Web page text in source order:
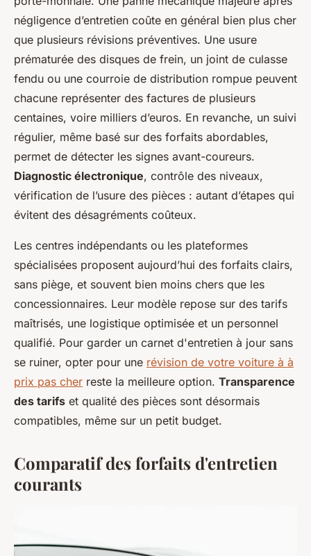
négligence d’entretien coûte en général bien plus cher
que plusieurs révisions préventives. Une usure
prématurée des disques de frein, un joint de culasse
fendu ou une courroie de distribution rompue peuvent
chacune représenter des factures de plusieurs
centaines, voire milliers d’euros. En revanche, un suivi
régulier, même basé sur des forfaits abordables,
permet de détecter les signes avant-coureurs.
Diagnostic électronique, contrôle des niveaux,
vérification de l’usure des pièces : autant d’étapes qui
évitent des désagréments coûteux.
Les centres indépendants ou les plateformes
spécialisées proposent aujourd’hui des forfaits clairs,
sans piège, et souvent bien moins chers que les
concessionnaires. Leur modèle repose sur des tarifs
maîtrisés, une logistique optimisée et un personnel
qualifié. Pour garder un carnet d'entretien à jour sans
se ruiner, opter pour une révision de votre voiture à à
prix pas cher reste la meilleure option. Transparence
des tarifs et qualité des pièces sont désormais
compatibles, même sur un petit budget.
Comparatif des forfaits d'entretien
courants